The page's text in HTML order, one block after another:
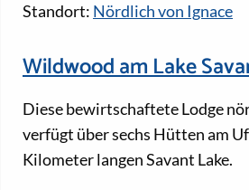
Standort: Nördlich von Ignace
Wildwood am Lake
Diese bewirtschaftete Lodge
verfügt über sechs Hütten am
Kilometer langen Savant Lake.